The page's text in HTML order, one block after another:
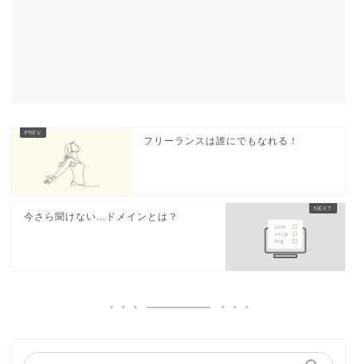
フリーランスは誰にでもなれる！
今さら聞けない...ドメインとは？